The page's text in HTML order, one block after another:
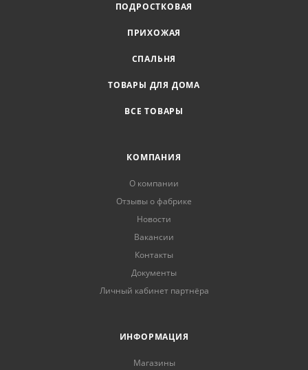
ПОДРОСТКОВАЯ
ПРИХОЖАЯ
СПАЛЬНЯ
ТОВАРЫ ДЛЯ ДОМА
ВСЕ ТОВАРЫ
КОМПАНИЯ
О компании
Отзывы о фабрике
Новости
Вакансии
Контакты
Документы
Личный кабинет партнёра
ИНФОРМАЦИЯ
Магазины